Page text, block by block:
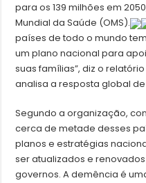
para os 139 milhões em
Mundial da Saúde (OMS).
países de todo o mundo
um plano nacional para
suas famílias”, diz o
analisa a resposta global
Segundo a organização,
cerca de metade desses
planos e estratégias
ser atualizados e
governos. A demência é